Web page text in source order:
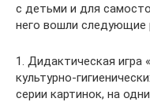
с детьми и для
него вошли следующие
1. Дидактическая игра
культурно-
серии картинок, на